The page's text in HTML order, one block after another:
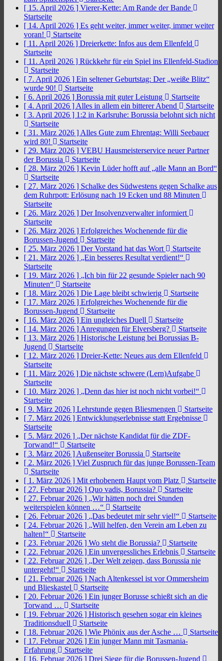
[ 15. April 2026 ] Vierer-Kette: Am Rande der Bande
Startseite
[ 14. April 2026 ] Es geht weiter, immer weiter, immer weiter
voran!
Startseite
[ 11. April 2026 ] Dreierkette: Infos aus dem Ellenfeld
Startseite
[ 11. April 2026 ] Rückkehr für ein Spiel ins Ellenfeld-Stadion
Startseite
[ 7. April 2026 ] Ein seltener Geburtstag: Der „weiße Blitz“
wurde 90!
Startseite
[ 6. April 2026 ] Borussia mit guter Leistung
Startseite
[ 4. April 2026 ] Alles in allem ein bitterer Abend
Startseite
[ 3. April 2026 ] 1:2 in Karlsruhe: Borussia belohnt sich nicht
Startseite
[ 31. März 2026 ] Alles Gute zum Ehrentag: Willi Seebauer
wird 80!
Startseite
[ 29. März 2026 ] VEBU Hausmeisterservice neuer Partner
der Borussia
Startseite
[ 28. März 2026 ] Kevin Lüder hofft auf „alle Mann an Bord“
Startseite
[ 27. März 2026 ] Schalke des Südwestens gegen Schalke aus
dem Ruhrpott: Erlösung nach 19 Ecken und 88 Minuten
Startseite
[ 26. März 2026 ] Der Insolvenzverwalter informiert
Startseite
[ 26. März 2026 ] Erfolgreiches Wochenende für die
Borussen-Jugend
Startseite
[ 25. März 2026 ] Der Vorstand hat das Wort
Startseite
[ 21. März 2026 ] „Ein besseres Resultat verdient!“
Startseite
[ 19. März 2026 ] „Ich bin für 22 gesunde Spieler nach 90
Minuten“
Startseite
[ 18. März 2026 ] Die Lage bleibt schwierig
Startseite
[ 17. März 2026 ] Erfolgreiches Wochenende für die
Borussen-Jugend
Startseite
[ 16. März 2026 ] Ein ungleiches Duell
Startseite
[ 14. März 2026 ] Anregungen für Elversberg?
Startseite
[ 13. März 2026 ] Historische Leistung bei Borussias B-
Jugend
Startseite
[ 12. März 2026 ] Dreier-Kette: Neues aus dem Ellenfeld
Startseite
[ 11. März 2026 ] Die nächste schwere (Lern)Aufgabe
Startseite
[ 10. März 2026 ] „Denn das hier ist noch nicht vorbei!“
Startseite
[ 9. März 2026 ] Lehrstunde gegen Bliesmengen
Startseite
[ 7. März 2026 ] Entwicklungserlebnisse statt Ergebnisse
Startseite
[ 5. März 2026 ] „Der nächste Kandidat für die ZDF-
Torwand!“
Startseite
[ 3. März 2026 ] Außenseiter Borussia
Startseite
[ 2. März 2026 ] Viel Zuspruch für das junge Borussen-Team
Startseite
[ 1. März 2026 ] Mit erhobenem Haupt vom Platz
Startseite
[ 27. Februar 2026 ] Quo vadis, Borussia?
Startseite
[ 27. Februar 2026 ] „Wir hätten noch drei Stunden
weiterspielen können …“
Startseite
[ 26. Februar 2026 ] „Das bedeutet mir sehr viel!“
Startseite
[ 24. Februar 2026 ] „Will helfen, den Verein am Leben zu
halten!“
Startseite
[ 23. Februar 2026 ] Wo steht die Borussia?
Startseite
[ 22. Februar 2026 ] Ein unvergessliches Erlebnis
Startseite
[ 22. Februar 2026 ] „Der Welt zeigen, dass Borussia nie
untergeht!“
Startseite
[ 21. Februar 2026 ] Nach Altenkessel ist vor Ommersheim
und Blieskastel
Startseite
[ 20. Februar 2026 ] Ein junger Borusse schießt sich an die
Torwand …
Startseite
[ 19. Februar 2026 ] Historisch gesehen sogar ein kleines
Traditionsduell
Startseite
[ 18. Februar 2026 ] Wie Phönix aus der Asche …
Startseite
[ 17. Februar 2026 ] Ein junger Mann mit Tasmania-
Erfahrung
Startseite
[ 16. Februar 2026 ] Drei Siege für die Borussen-Jugend